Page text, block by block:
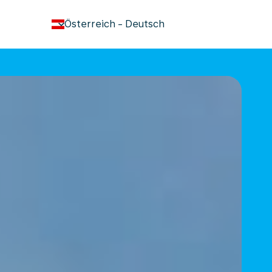
Österreich - Deutsch
keyboard_arrow_down